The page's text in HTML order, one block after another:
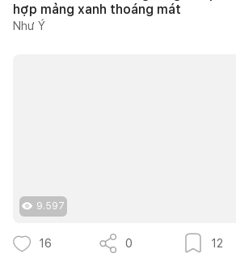
hợp mảng xanh thoáng mát
Như Ý
9.597
16 0 12